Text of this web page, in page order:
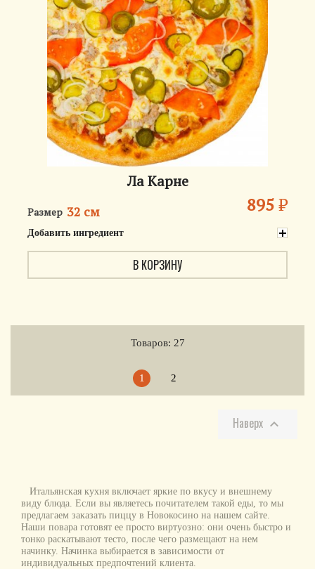
Ла Карне
Размер 32 см 895₽
Добавить ингредиент
В КОРЗИНУ
Товаров: 27
1 2
Наверх 
Итальянская кухня включает яркие по вкусу и внешнему
виду блюда. Если вы являетесь почитателем такой еды, то мы
предлагаем заказать пиццу в Новокосино на нашем сайте.
Наши повара готовят ее просто виртуозно: они очень быстро и
тонко раскатывают тесто, после чего размещают на нем
начинку. Начинка выбирается в зависимости от
индивидуальных предпочтений клиента.